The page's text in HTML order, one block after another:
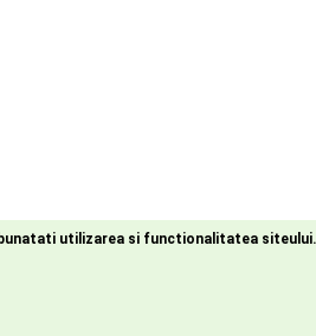
utilizarea si functionalitatea